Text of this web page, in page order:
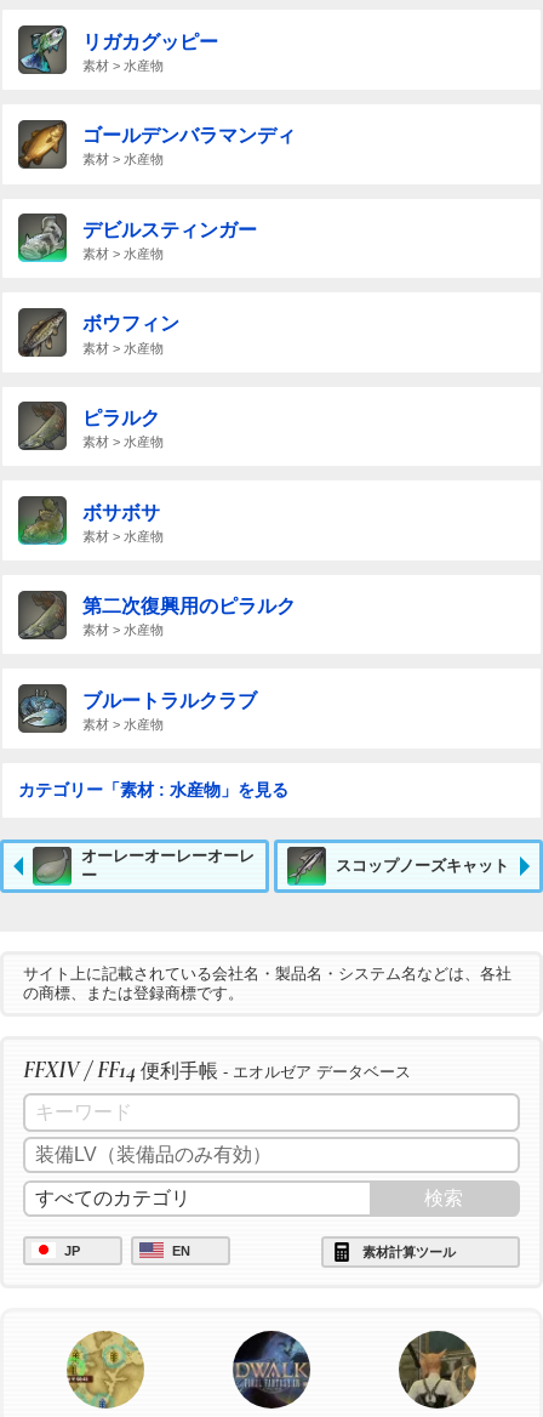
リガカグッピー
素材 > 水産物
ゴールデンバラマンディ
素材 > 水産物
デビルスティンガー
素材 > 水産物
ボウフィン
素材 > 水産物
ピラルク
素材 > 水産物
ボサボサ
素材 > 水産物
第二次復興用のピラルク
素材 > 水産物
ブルートラルクラブ
素材 > 水産物
カテゴリー「素材 : 水産物」を見る
オーレーオーレーオーレ
ー
スコップノーズキャット
サイト上に記載されている会社名・製品名・システム名などは、各社
の商標、または登録商標です。
FFXIV / FF14 便利手帳 - エオルゼア データベース
JP EN 素材計算ツール